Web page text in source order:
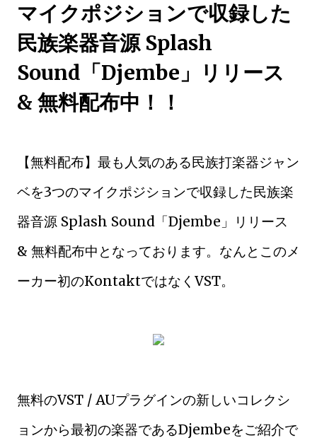
マイクポジションで収録した
民族楽器音源 Splash
Sound「Djembe」リリース
& 無料配布中！！
【無料配布】最も人気のある民族打楽器ジャン
ベを3つのマイクポジションで収録した民族楽
器音源 Splash Sound「Djembe」リリース
& 無料配布中となっております。なんとこのメ
ーカー初のKontaktではなくVST。
無料のVST / AUプラグインの新しいコレクシ
ョンから最初の楽器であるDjembeをご紹介で